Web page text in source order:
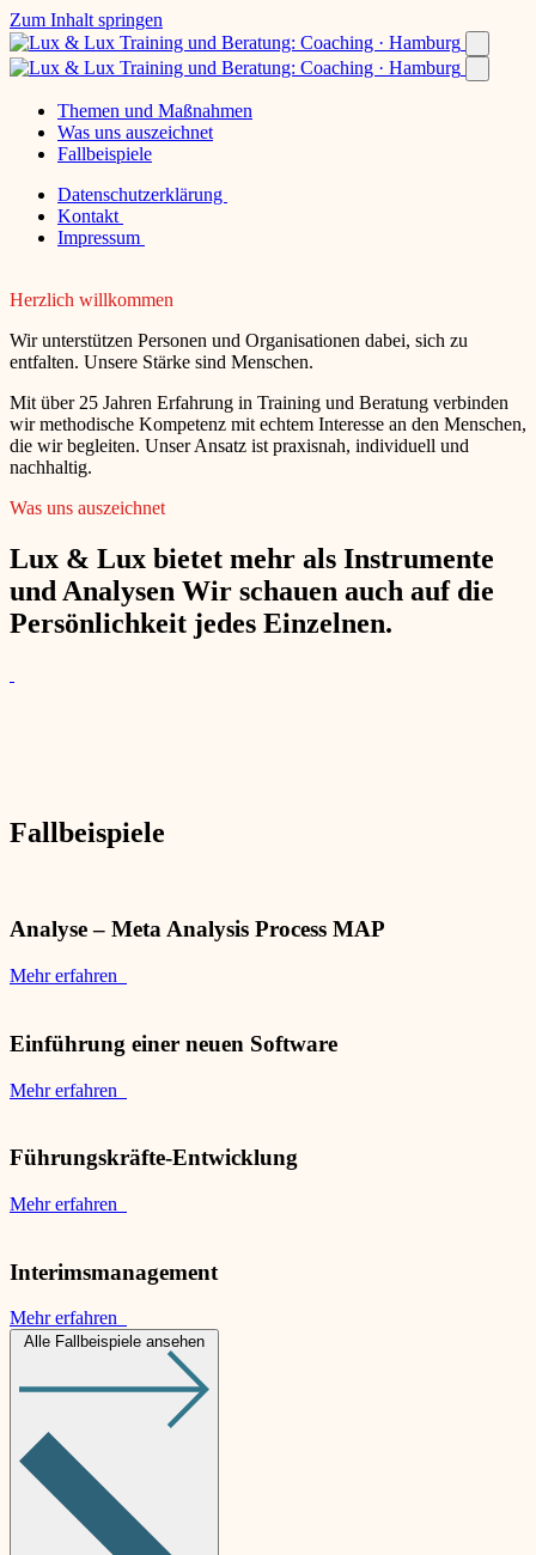
Zum Inhalt springen
Themen und Maßnahmen
Was uns auszeichnet
Fallbeispiele
Datenschutzerklärung
Kontakt
Impressum
Herzlich willkommen
Wir unterstützen Personen und Organisationen dabei, sich zu
entfalten. Unsere Stärke sind Menschen.
Mit über 25 Jahren Erfahrung in Training und Beratung verbinden
wir methodische Kompetenz mit echtem Interesse an den Menschen,
die wir begleiten. Unser Ansatz ist praxisnah, individuell und
nachhaltig.
Was uns auszeichnet
Lux & Lux bietet mehr als Instrumente
und Analysen Wir schauen auch auf die
Persönlichkeit jedes Einzelnen.
Fallbeispiele
Analyse – Meta Analysis Process MAP
Mehr erfahren
Einführung einer neuen Software
Mehr erfahren
Führungskräfte-Entwicklung
Mehr erfahren
Interimsmanagement
Mehr erfahren
Alle Fallbeispiele ansehen